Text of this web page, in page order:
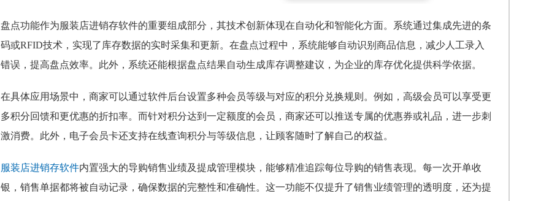
盘点功能作为服装店进销存软件的重要组成部分，其技术创新体现在自动化和智能化方面。系统通过集成先进的条
码或RFID技术，实现了库存数据的实时采集和更新。在盘点过程中，系统能够自动识别商品信息，减少人工录入
错误，提高盘点效率。此外，系统还能根据盘点结果自动生成库存调整建议，为企业的库存优化提供科学依据。
在具体应用场景中，商家可以通过软件后台设置多种会员等级与对应的积分兑换规则。例如，高级会员可以享受更
多积分回馈和更优惠的折扣率。而针对积分达到一定额度的会员，商家还可以推送专属的优惠券或礼品，进一步刺
激消费。此外，电子会员卡还支持在线查询积分与等级信息，让顾客随时了解自己的权益。
服装店进销存软件内置强大的导购销售业绩及提成管理模块，能够精准追踪每位导购的销售表现。每一次开单收
银，销售单据都将被自动记录，确保数据的完整性和准确性。这一功能不仅提升了销售业绩管理的透明度，还为提